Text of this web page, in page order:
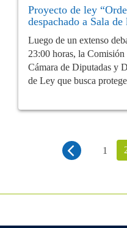
Proyecto de ley
despachado a Sala
Luego de un extenso
23:00 horas, la
Cámara de Diputadas y
de Ley que busca
1